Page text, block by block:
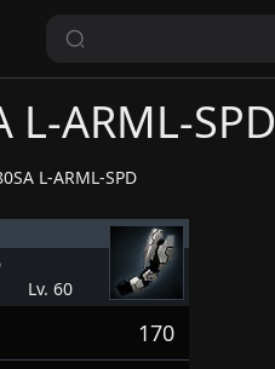
L-ARML-SPD
L-ARML-SPD
Lv. 60
170